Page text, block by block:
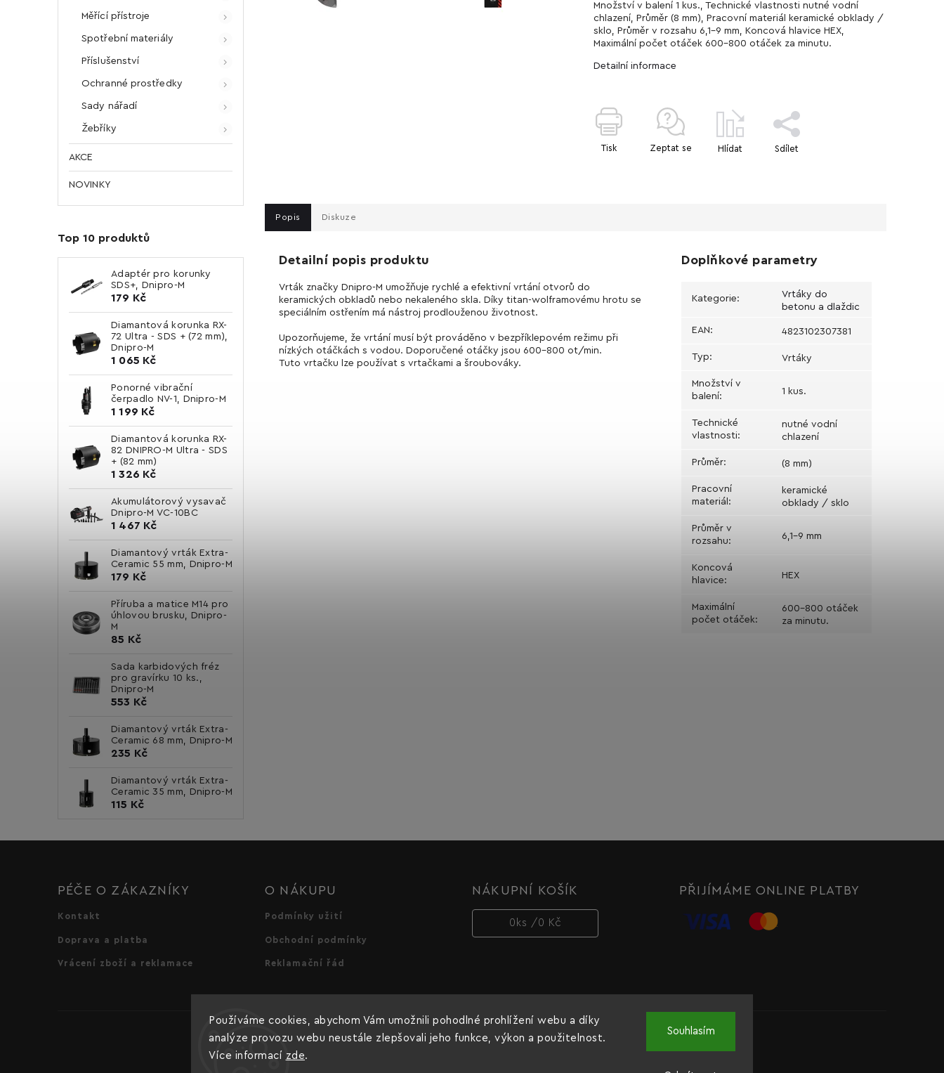
Používáme cookies, abychom Vám umožnili pohodlné prohlížení webu a díky
analýze provozu webu neustále zlepšovali jeho funkce, výkon a použitelnost.
Více informací zde.
Souhlasím
Měřící přístroje
Spotřební materiály
Příslušenství
Ochranné prostředky
Sady nářadí
Žebříky
AKCE
NOVINKY
Top 10 produktů
Adaptér pro korunky
SDS+, Dnipro-M
179 Kč
Diamantová korunka RX-
72 Ultra - SDS + (72 mm),
Dnipro-M
1 065 Kč
Ponorné vibrační
čerpadlo NV-1, Dnipro-M
1 199 Kč
Diamantová korunka RX-
82 DNIPRO-M Ultra - SDS
+ (82 mm)
1 326 Kč
Akumulátorový vysavač
Dnipro-M VC-10BC
1 467 Kč
Diamantový vrták Extra-
Ceramic 55 mm, Dnipro-M
179 Kč
Příruba a matice M14 pro
úhlovou brusku, Dnipro-
M
85 Kč
Sada karbidových fréz
pro gravírku 10 ks.,
Dnipro-M
553 Kč
Diamantový vrták Extra-
Ceramic 68 mm, Dnipro-M
235 Kč
Diamantový vrták Extra-
Ceramic 35 mm, Dnipro-M
115 Kč
Množství v balení 1 kus., Technické vlastnosti nutné vodní
chlazení, Průměr (8 mm), Pracovní materiál keramické obklady /
sklo, Průměr v rozsahu 6,1-9 mm, Koncová hlavice HEX,
Maximální počet otáček 600-800 otáček za minutu.
Detailní informace
Tisk Zeptat se Hlídat Sdílet
Popis Diskuze
Detailní popis produktu
Vrták značky Dnipro-M umožňuje rychlé a efektivní vrtání otvorů do
keramických obkladů nebo nekaleného skla. Díky titan-wolframovému hrotu se
speciálním ostřením má nástroj prodlouženou životnost.
Upozorňujeme, že vrtání musí být prováděno v bezpříklepovém režimu při
nízkých otáčkách s vodou. Doporučené otáčky jsou 600-800 ot/min.
Tuto vrtačku lze používat s vrtačkami a šroubováky.
Doplňkové parametry
Kategorie:
Vrtáky do
betonu a dlaždic
EAN: 4823102307381
Typ: Vrtáky
Množství v
balení: 1 kus.
Technické
vlastnosti:
nutné vodní
chlazení
Průměr: (8 mm)
Pracovní
materiál :
keramické
obklady / sklo
Průměr v
rozsahu: 6,1-9 mm
Koncová
hlavice: HEX
Maximální
počet otáček:
600-800 otáček
za minutu.
PÉČE O ZÁKAZNÍKY
Kontakt
Doprava a platba
Vrácení zboží a reklamace
O NÁKUPU
Podmínky užití
Obchodní podmínky
Reklamační řád
NÁKUPNÍ KOŠÍK
0 ks / 0 Kč
PŘIJÍMÁME ONLINE PLATBY
Copyright 2026Dnipro-M cz. Všechna práva vyhrazena.